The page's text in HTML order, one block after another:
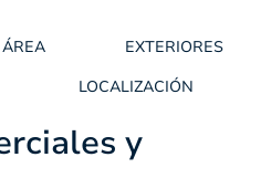
ÁREA
EXTERIORES
LOCALIZACIÓN
y